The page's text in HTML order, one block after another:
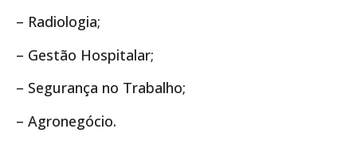
– Radiologia;
– Gestão Hospitalar;
– Segurança no Trabalho;
– Agronegócio.